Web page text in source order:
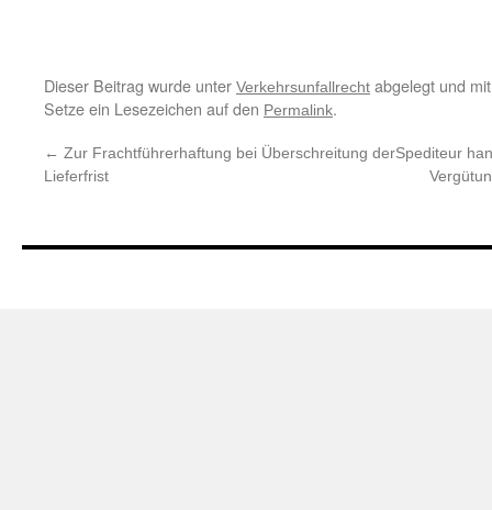
Dieser Beitrag wurde unter Verkehrsunfallrecht abgelegt und
Setze ein Lesezeichen auf den Permalink.
← Zur Frachtführerhaftung bei Überschreitung der
Lieferfrist
Spediteur